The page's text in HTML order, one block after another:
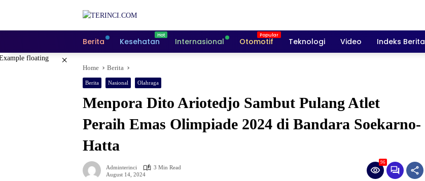
Berita Kesehatan Internasional Otomotif Teknologi Video Indeks Berita
×
Home Berita
Berita Nasional Olahraga
Menpora Dito Ariotedjo Sambut Pulang Atlet
Peraih Emas Olimpiade 2024 di Bandara Soekarno-
Hatta
Adminterinci
3 Min Read
August 14, 2024
96